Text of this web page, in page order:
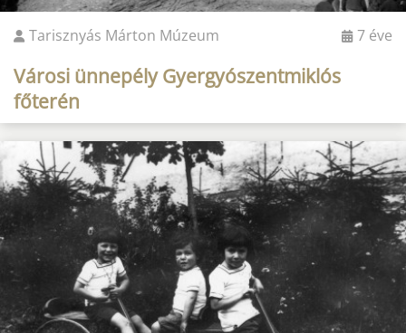
Tarisznyás Márton Múzeum 7 éve
Városi ünnepély Gyergyószentmiklós
főterén